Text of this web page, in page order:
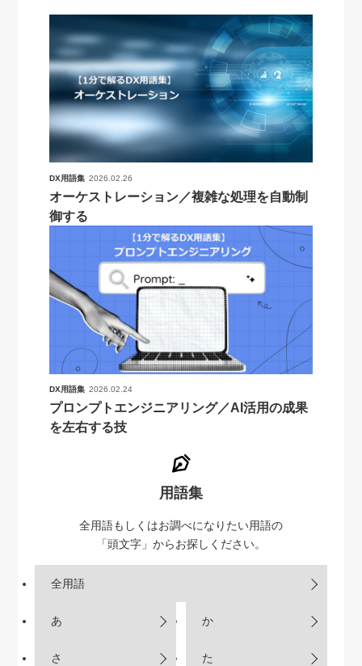
DX用語集 2026.02.26
オーケストレーション／複雑な処理を自動制
御する
DX用語集 2026.02.24
プロンプトエンジニアリング／AI活用の成果
を左右する技
用語集
全用語もしくはお調べになりたい用語の
「頭文字」からお探しください。
全用語
あ か
さ た